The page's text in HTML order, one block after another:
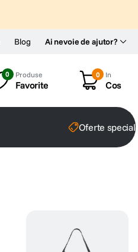
Ai nevoie de ajutor?
Blog
0 Produse
Favorite
0 In
Cos
Oferte